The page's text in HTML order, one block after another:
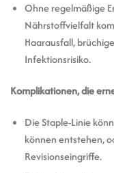
Ohne regelmäßige
Nährstoffvielfalt
Haarausfall,
Infektionsrisiko.
Komplikationen, die
Die Staple-Linie
können entstehen,
Revisionseingriffe.